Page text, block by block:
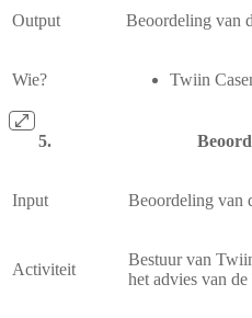
Output Beoordeling van
Wie? Twiin
Input Beoordeling van
Activiteit
Bestuur van
het advies van